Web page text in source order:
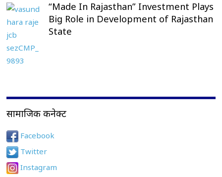
“Made In Rajasthan” Investment Plays
Big Role in Development of Rajasthan
State
सामाजिक कनेक्ट
Facebook
Twitter
Instagram